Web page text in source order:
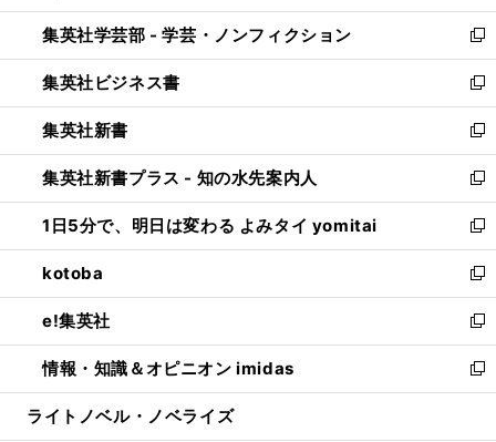
開
く
ウ
で
開
く
ン
ド
ウ
で
開
く
ウ
ィ
ン
ド
ウ
で
開
く
集英社学芸部 - 学芸・ノンフィクション
新
し
い
ウ
ィ
ン
ド
ウ
で
開
く
集英社ビジネス書
新
し
い
ウ
ィ
ン
ド
ウ
で
開
く
集英社新書
新
し
い
ウ
ィ
ン
ド
ウ
で
開
く
集英社新書プラス - 知の水先案内人
新
し
い
ウ
ィ
ン
ド
ウ
で
開
1日5分で、明日は変わる よみタイ yomitai
新
し
い
ウ
ィ
ン
ド
ウ
kotoba
新
し
い
ウ
ィ
ン
e!集英社
新
し
い
ウ
情報・知識＆オピニオン imidas
新
し
ライトノベル・ノベライズ